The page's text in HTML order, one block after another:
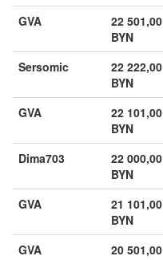
GVA
22 501,00
BYN
Sersomic
22 222,00
BYN
GVA
22 101,00
BYN
Dima703
22 000,00
BYN
GVA
21 101,00
BYN
GVA
20 501,00